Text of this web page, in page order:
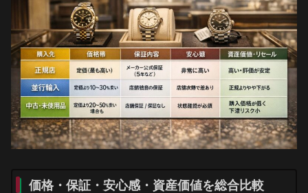
価格・保証・安心感・資産価値を総合比較